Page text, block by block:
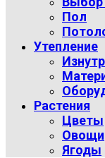
Пол
Утепление
Растения
Цветы
Овощи
Ягоды